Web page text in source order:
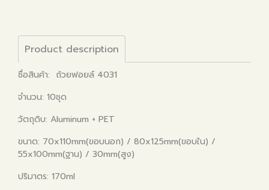
Product description
ชื่อสินค้า: ถ้วยฟอยล์ 4031
จำนวน: 10ชุด
วัตถุดิบ: Aluminum + PET
ขนาด: 70x110mm(ขอบนอก) / 80x125mm(ขอบใน) /
55x100mm(ฐาน) / 30mm(สูง)
ปริมาตร: 170ml